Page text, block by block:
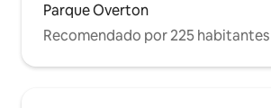
Parque Overton
Recomendado por 225